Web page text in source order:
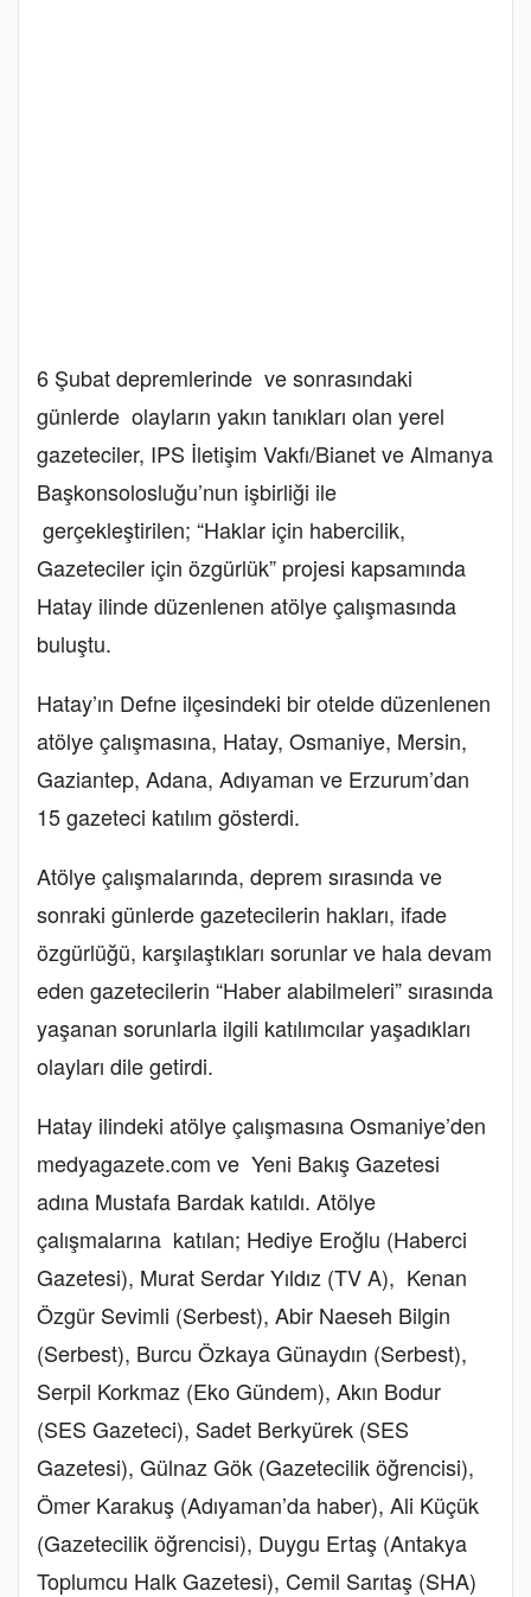
6 Şubat depremlerinde ve sonrasındaki
günlerde olayların yakın tanıkları olan yerel
gazeteciler, IPS İletişim Vakfı/Bianet ve Almanya
Başkonsolosluğu’nun işbirliği ile
gerçekleştirilen; “Haklar için habercilik,
Gazeteciler için özgürlük” projesi kapsamında
Hatay ilinde düzenlenen atölye çalışmasında
buluştu.
Hatay’ın Defne ilçesindeki bir otelde düzenlenen
atölye çalışmasına, Hatay, Osmaniye, Mersin,
Gaziantep, Adana, Adıyaman ve Erzurum’dan
15 gazeteci katılım gösterdi.
Atölye çalışmalarında, deprem sırasında ve
sonraki günlerde gazetecilerin hakları, ifade
özgürlüğü, karşılaştıkları sorunlar ve hala devam
eden gazetecilerin “Haber alabilmeleri” sırasında
yaşanan sorunlarla ilgili katılımcılar yaşadıkları
olayları dile getirdi.
Hatay ilindeki atölye çalışmasına Osmaniye’den
medyagazete.com ve Yeni Bakış Gazetesi
adına Mustafa Bardak katıldı. Atölye
çalışmalarına katılan; Hediye Eroğlu (Haberci
Gazetesi), Murat Serdar Yıldız (TV A), Kenan
Özgür Sevimli (Serbest), Abir Naeseh Bilgin
(Serbest), Burcu Özkaya Günaydın (Serbest),
Serpil Korkmaz (Eko Gündem), Akın Bodur
(SES Gazeteci), Sadet Berkyürek (SES
Gazetesi), Gülnaz Gök (Gazetecilik öğrencisi),
Ömer Karakuş (Adıyaman’da haber), Ali Küçük
(Gazetecilik öğrencisi), Duygu Ertaş (Antakya
Toplumcu Halk Gazetesi), Cemil Sarıtaş (SHA)